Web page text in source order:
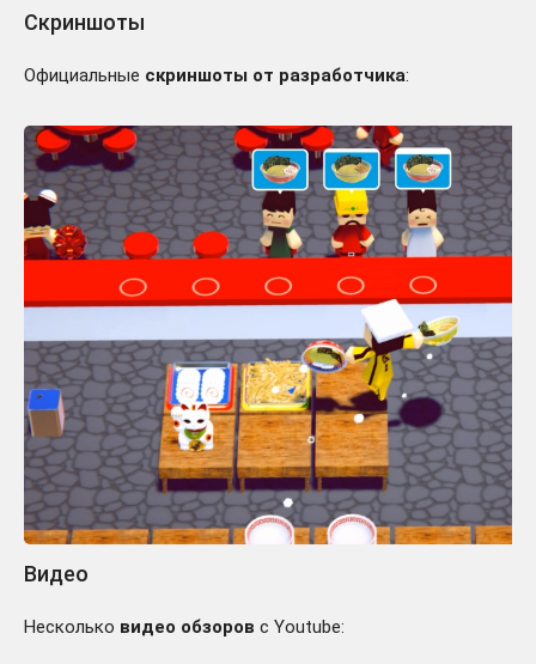
Скриншоты
Официальные скриншоты от разработчика:
Видео
Несколько видео обзоров с Youtube: